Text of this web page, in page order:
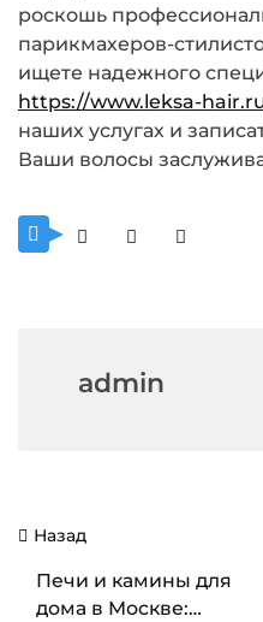
роскошь
парикмахеров-
ищете надежного
https://www.leksa-
наших услугах и
Ваши волосы
admin
Навигация
записям
Назад
Печи и камины для
дома в Москве: